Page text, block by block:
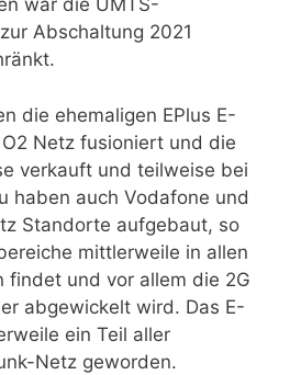
war die UMTS-
Abschaltung 2021
die ehemaligen EPlus E-
Netz fusioniert und die
verkauft und teilweise bei
haben auch Vodafone und
Standorte aufgebaut, so
mittlerweile in allen
findet und vor allem die 2G
abgewickelt wird. Das E-
ein Teil aller
Netz geworden.